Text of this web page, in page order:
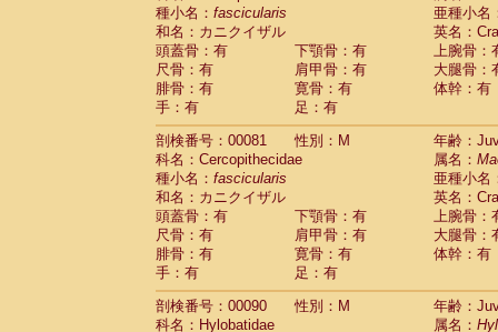
Cercopithecidae
Trachypithecus
Cercopithecidae
Trachypithecus
CercopithecidaeTrachypithecus
CercopithecidaeColobinae spp.(0)
CercopithecidaePresbytesinaespp.(0)
CercopithecidaeCercopithecidae
HylobatidaeHoolock hoolock(0)
HylobatidaeHylobates agilis
HylobatidaeHylobates klossii (0)
Hylobatidae
HylobatidaeHylobates moloch(0)
Hylobatidae Hylobates muelleri(0)
HylobatidaeHylobates pileatus(2)
Hylobatidae Hylobates
HylobatidaeHylobateshybrid(0)
HylobatidaeNomascus concolor(0)
Hylobatidae
Symphalangus
種小名： fascicularis
亜種小名
和名：カニクイザル
英名：
頭蓋骨：有
下顎骨：有
上腕骨：
尺骨：有
肩甲骨：有
大腿骨：
腓骨：有
寛骨：有
体幹：有
手：有
足：有
剖検番号：00081
性別：M
年齢：
科名：Cercopithecidae
属名：
種小名： fascicularis
亜種小名
和名：カニクイザル
英名：
頭蓋骨：有
下顎骨：有
上腕骨：
尺骨：有
肩甲骨：有
大腿骨：
腓骨：有
寛骨：有
体幹：有
手：有
足：有
剖検番号：00090
性別：M
年齢：
科名：Hylobatidae
属名：